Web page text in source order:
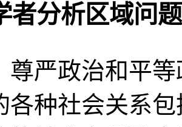
者分析区域问题
尊严政治和平
各种社会关系